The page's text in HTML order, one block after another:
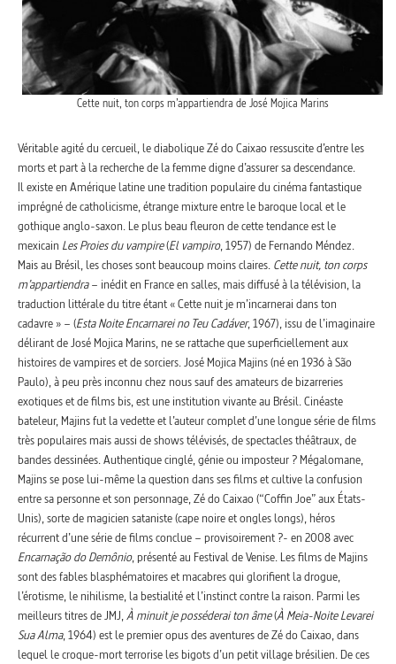
Cette nuit, ton corps m’appartiendra de José Mojica Marins
Véritable agité du cercueil, le diabolique Zé do Caixao ressuscite d’entre les
morts et part à la recherche de la femme digne d’assurer sa descendance.
Il existe en Amérique latine une tradition populaire du cinéma fantastique
imprégné de catholicisme, étrange mixture entre le baroque local et le
gothique anglo-saxon. Le plus beau fleuron de cette tendance est le
mexicain Les Proies du vampire(El vampiro, 1957) de Fernando Méndez.
Mais au Brésil, les choses sont beaucoup moins claires. Cette nuit, ton corps
m’appartiendra– inédit en France en salles, mais diffusé à la télévision, la
traduction littérale du titre étant « Cette nuit je m’incarnerai dans ton
cadavre » – (Esta Noite Encarnarei no Teu Cadáver, 1967), issu de l’imaginaire
délirant de José Mojica Marins, ne se rattache que superficiellement aux
histoires de vampires et de sorciers. José Mojica Majins (né en 1936 à São
Paulo), à peu près inconnu chez nous sauf des amateurs de bizarreries
exotiques et de films bis, est une institution vivante au Brésil. Cinéaste
bateleur, Majins fut la vedette et l’auteur complet d’une longue série de films
très populaires mais aussi de shows télévisés, de spectacles théâtraux, de
bandes dessinées. Authentique cinglé, génie ou imposteur ? Mégalomane,
Majins se pose lui-même la question dans ses films et cultive la confusion
entre sa personne et son personnage, Zé do Caixao (“Coffin Joe” aux États-
Unis), sorte de magicien sataniste (cape noire et ongles longs), héros
récurrent d’une série de films conclue – provisoirement ?- en 2008 avec
Encarnação do Demônio, présenté au Festival de Venise. Les films de Majins
sont des fables blasphématoires et macabres qui glorifient la drogue,
l’érotisme, le nihilisme, la bestialité et l’instinct contre la raison. Parmi les
meilleurs titres de JMJ,À minuit je posséderai ton âme(À Meia-Noite Levarei
Sua Alma, 1964) est le premier opus des aventures de Zé do Caixao, dans
lequel le croque-mort terrorise les bigots d’un petit village brésilien. De ces